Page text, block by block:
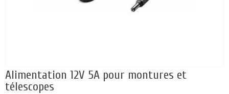
Alimentation 12V 5A pour montures et
télescopes